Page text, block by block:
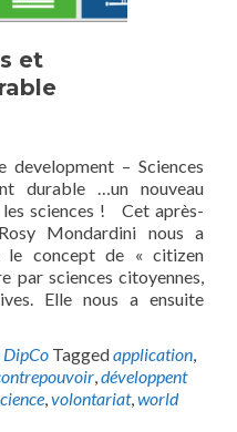
et
development – Sciences
durable …un nouveau
sciences ! Cet après-
Mondardini nous a
le concept de « citizen
par sciences citoyennes,
Elle nous a ensuite
DipCo Taggedapplication,
,développent
,volontariat,world